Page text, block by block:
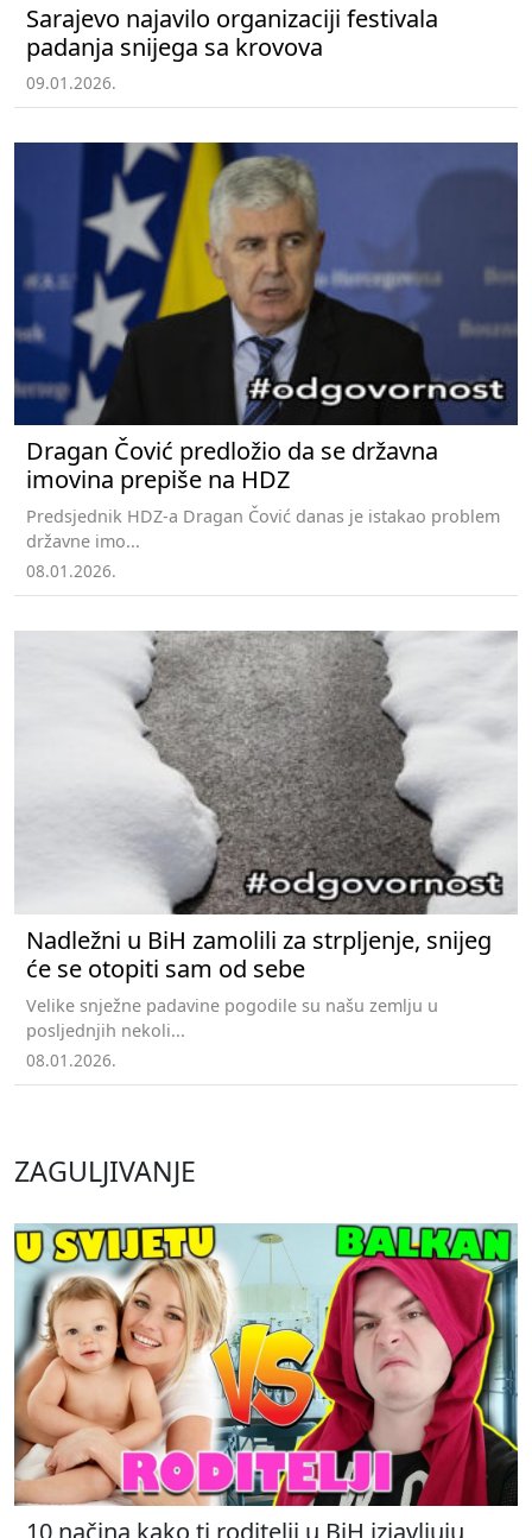
Sarajevo najavilo organizaciji festivala
padanja snijega sa krovova
09.01.2026.
Dragan Čović predložio da se državna
imovina prepiše na HDZ
Predsjednik HDZ-a Dragan Čović danas je istakao problem
državne imo...
08.01.2026.
Nadležni u BiH zamolili za strpljenje, snijeg
će se otopiti sam od sebe
Velike snježne padavine pogodile su našu zemlju u
posljednjih nekoli...
08.01.2026.
ZAGULJIVANJE